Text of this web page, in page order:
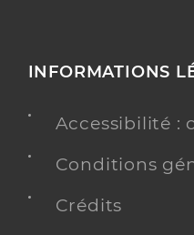
INFORMATIONS
Accessibilité :
Conditions
Crédits